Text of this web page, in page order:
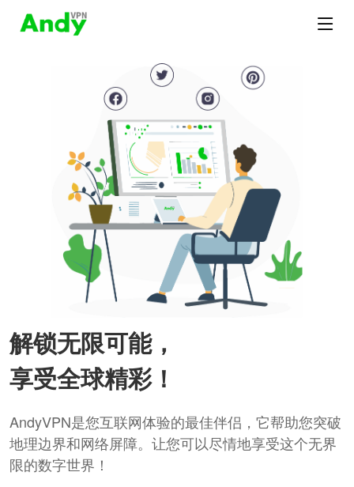
解锁无限可能，
享受全球精彩！
AndyVPN是您互联网体验的最佳伴侣，它帮助您突破
地理边界和网络屏障。让您可以尽情地享受这个无界
限的数字世界！